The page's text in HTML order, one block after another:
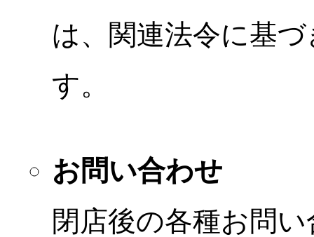
は、関連法令に基
す。
お問い合わせ
閉店後の各種お問